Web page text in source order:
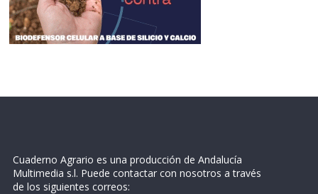
Cuaderno Agrario es una producción de Andalucía
Multimedia s.l. Puede contactar con nosotros a través
de los siguientes correos: